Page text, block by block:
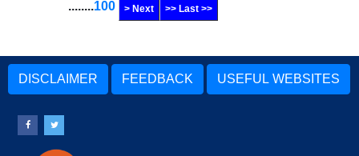
........100 > Next >> Last >>
DISCLAIMER FEEDBACK USEFUL WEBSITES